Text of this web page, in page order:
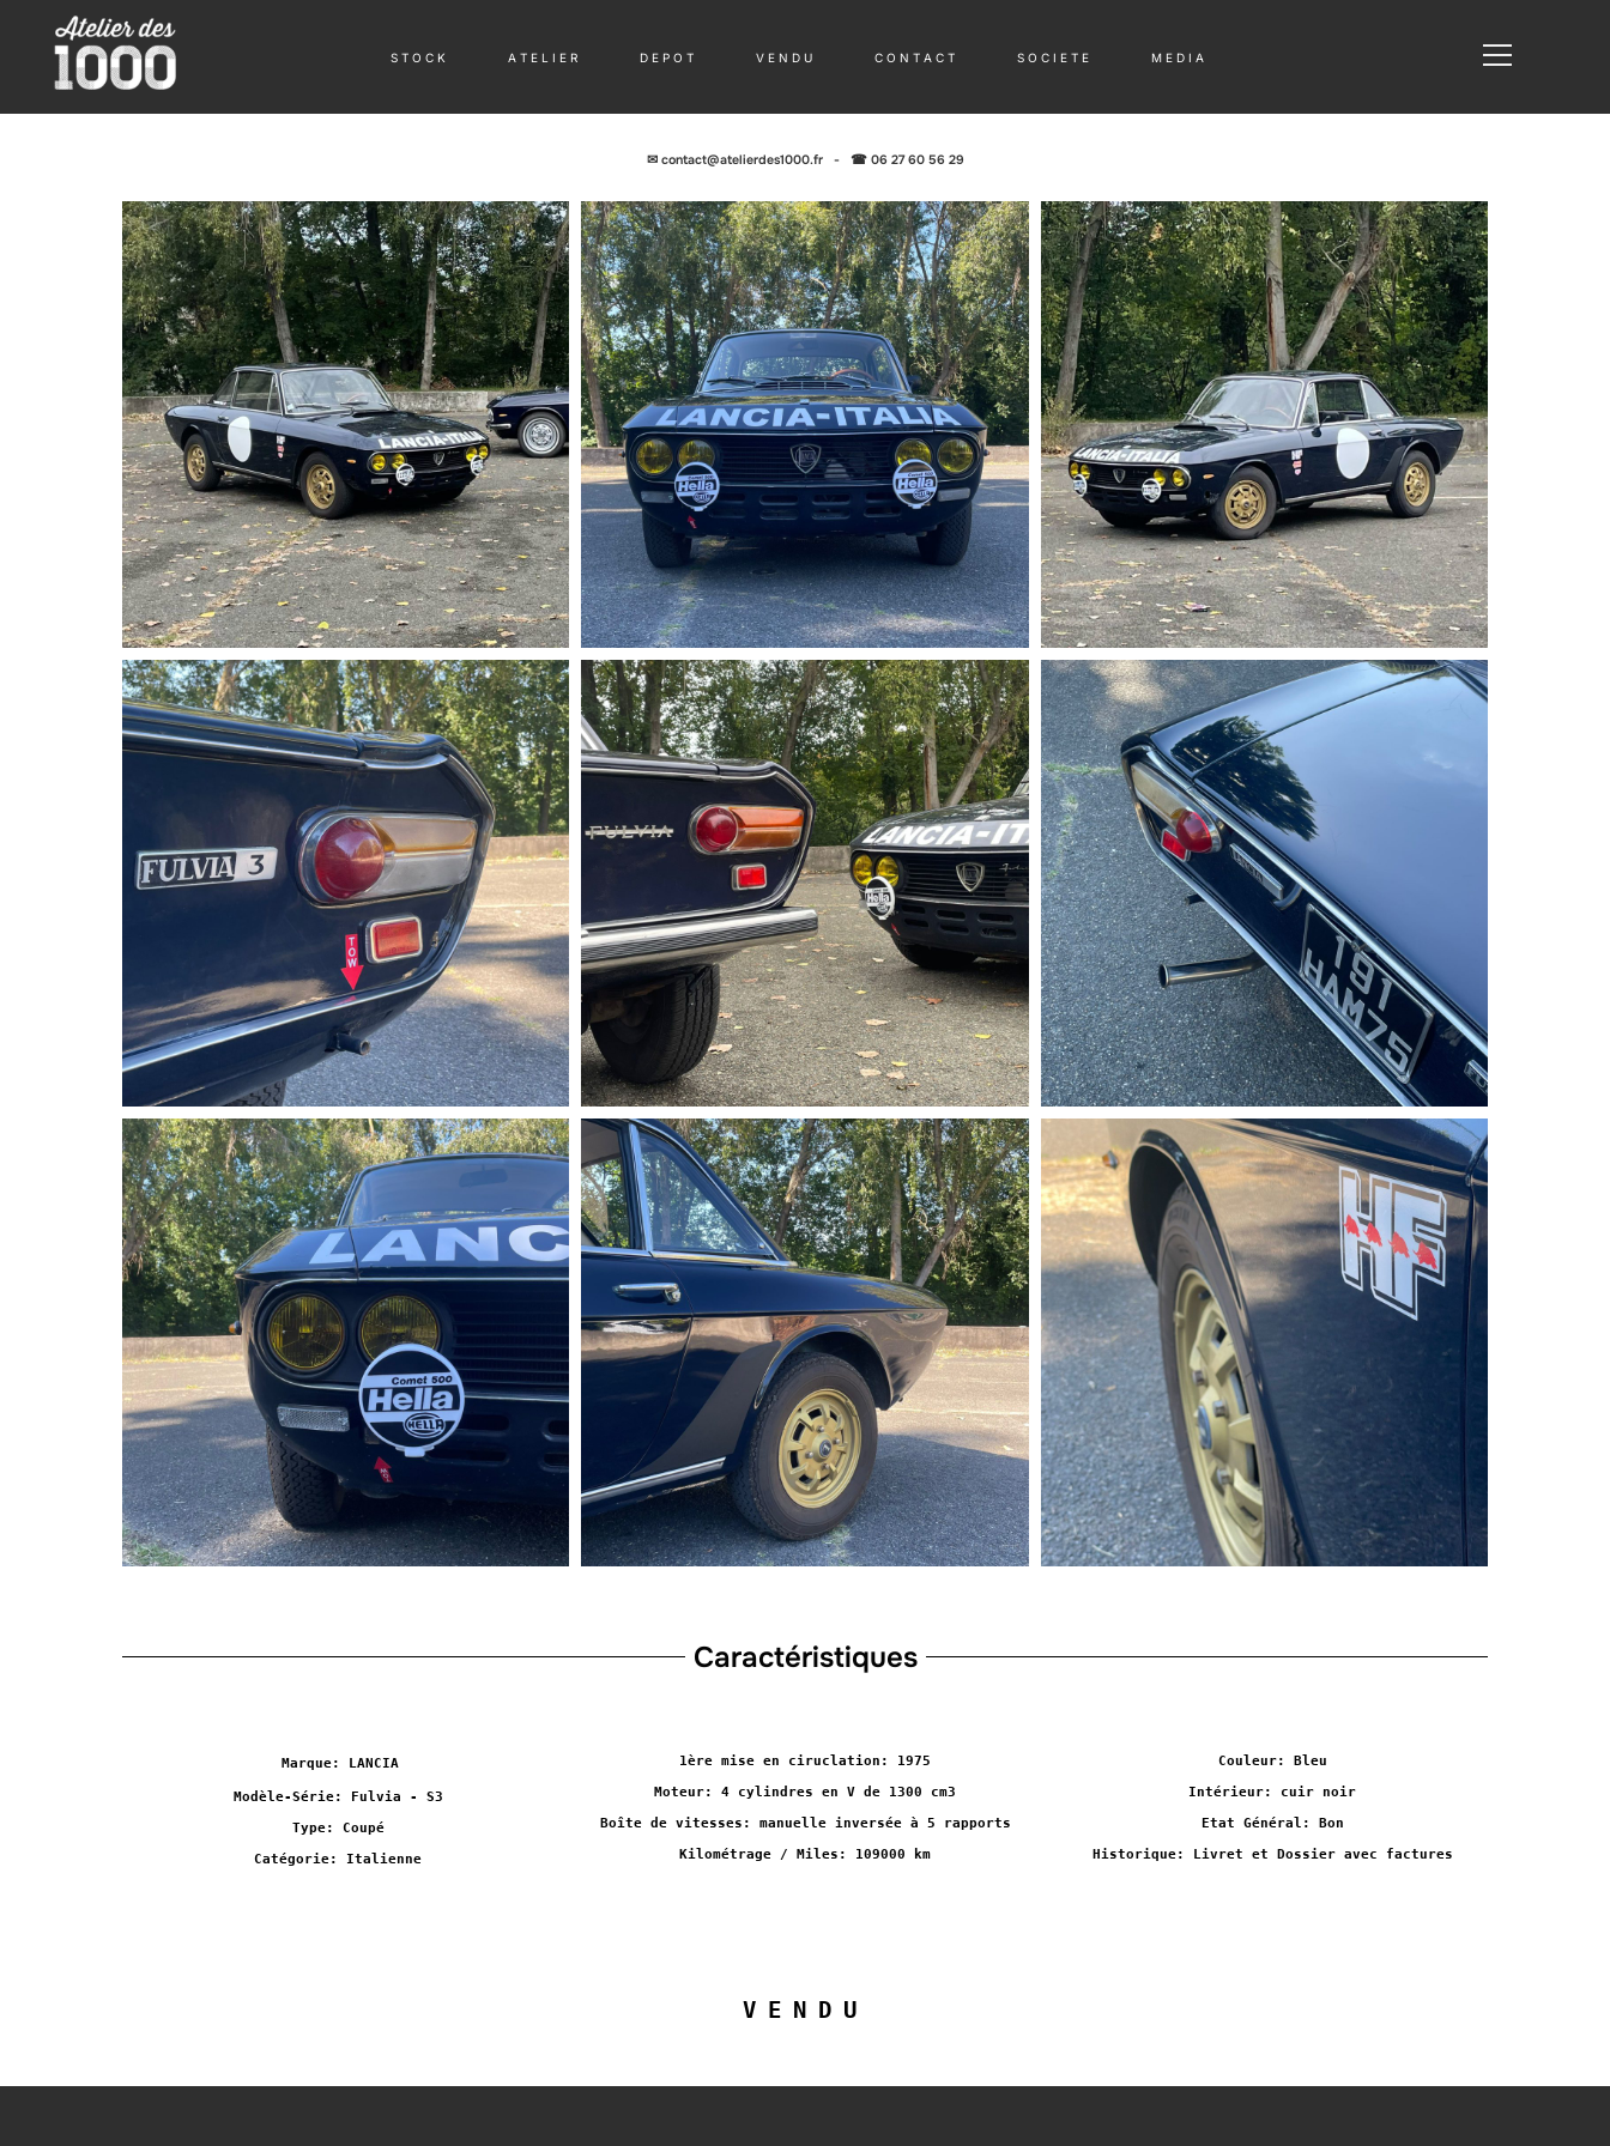
S T O C K A T E L I E R D E P O T V E N D U C O N T A C T S O C I E T E M E D I A
✉ contact@atelierdes1000.fr- ☎ 06 27 60 56 29
Caractéristiques
Marque: LANCIA
Modèle-Série: Fulvia - S3
Type: Coupé
Catégorie: Italienne
1ère mise en ciruclation: 1975
Moteur: 4 cylindres en V de 1300 cm3
Boîte de vitesses: manuelle inversée à 5 rapports
Kilométrage / Miles: 109000 km
Couleur: Bleu
Intérieur: cuir noir
Etat Général: Bon
Historique: Livret et Dossier avec factures
VENDU